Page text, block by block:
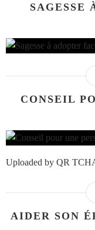
SAGESSE
CONSEIL
Uploaded by QR
AIDER SON